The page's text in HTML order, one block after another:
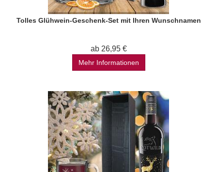
Tolles Glühwein-Geschenk-Set mit Ihren Wunschnamen
ab 26,95 €
Mehr Informationen